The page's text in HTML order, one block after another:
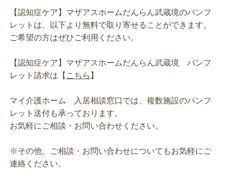
【認知症ケア】マザアスホームだんらん武蔵境のパンフ
レットは、以下より無料で取り寄せることができます。
ご希望の方はぜひご利用ください。
【認知症ケア】マザアスホームだんらん武蔵境 パンフ
レット請求は【 こちら 】
マイ介護ホーム 入居相談窓口では、複数施設のパンフ
レット送付も承っております。
お気軽にご相談・お問い合わせください。
※その他、ご相談・お問い合わせについてもお気軽にご
連絡ください。